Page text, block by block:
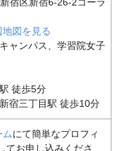
図を見る
ャンパス、学習院女子
徒歩5分
宿三丁目駅 徒歩10分
にて簡単なプロフィ
てお申し込みくださ